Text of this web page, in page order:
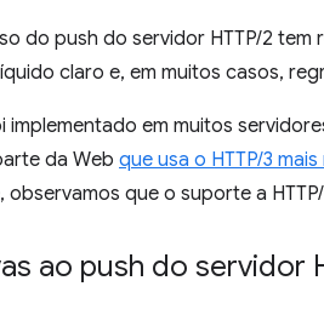
do push do servidor HTTP/2 tem
claro e, em muitos casos,
implementado em muitos
da Web que usa o HTTP/3
que o suporte a
ao push do servidor